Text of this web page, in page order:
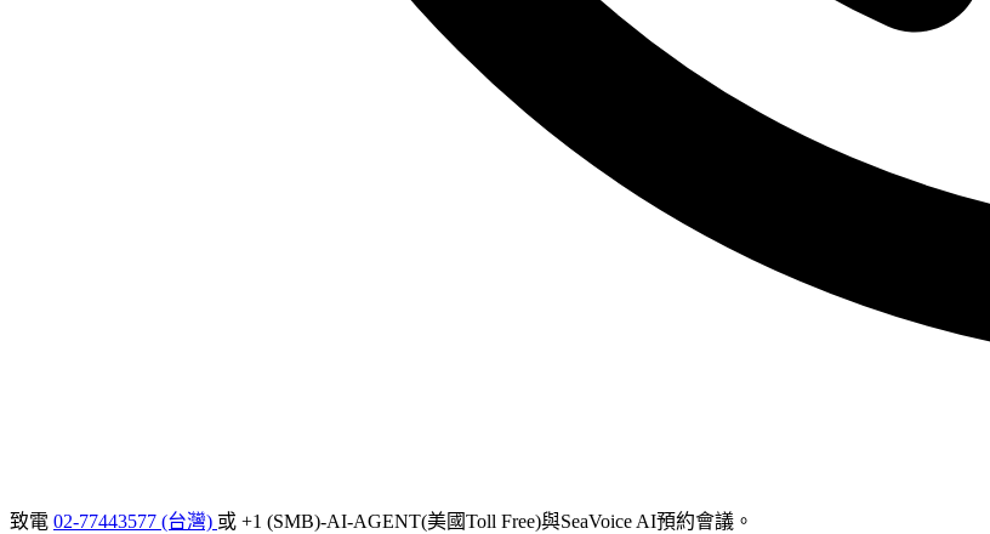
致電 02-77443577 (台灣) 或 +1 (SMB)-AI-AGENT(美國Toll Free)與SeaVoice AI預約會議。